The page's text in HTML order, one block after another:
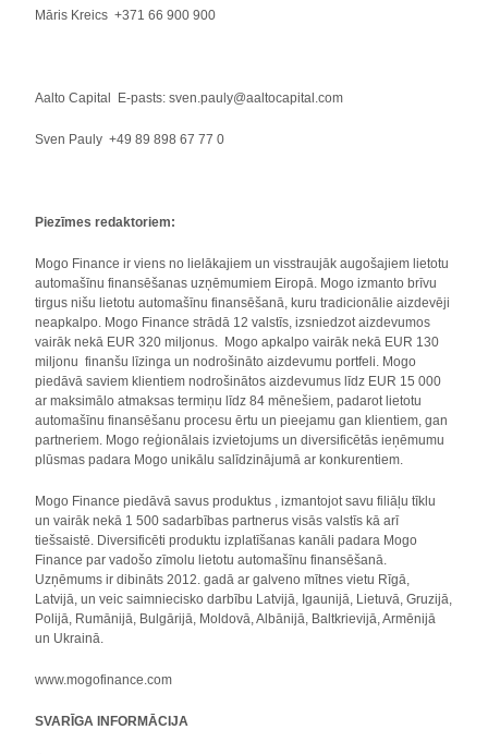
Māris Kreics +371 66 900 900
Aalto Capital E-pasts: sven.pauly@aaltocapital.com
Sven Pauly +49 89 898 67 77 0
Piezīmes redaktoriem:
Mogo Finance ir viens no lielākajiem un visstraujāk augošajiem lietotu
automašīnu finansēšanas uzņēmumiem Eiropā. Mogo izmanto brīvu
tirgus nišu lietotu automašīnu finansēšanā, kuru tradicionālie aizdevēji
neapkalpo. Mogo Finance strādā 12 valstīs, izsniedzot aizdevumos
vairāk nekā EUR 320 miljonus. Mogo apkalpo vairāk nekā EUR 130
miljonu finanšu līzinga un nodrošināto aizdevumu portfeli. Mogo
piedāvā saviem klientiem nodrošinātos aizdevumus līdz EUR 15 000
ar maksimālo atmaksas termiņu līdz 84 mēnešiem, padarot lietotu
automašīnu finansēšanu procesu ērtu un pieejamu gan klientiem, gan
partneriem. Mogo reģionālais izvietojums un diversificētās ieņēmumu
plūsmas padara Mogo unikālu salīdzinājumā ar konkurentiem.
Mogo Finance piedāvā savus produktus , izmantojot savu filiāļu tīklu
un vairāk nekā 1 500 sadarbības partnerus visās valstīs kā arī
tiešsaistē. Diversificēti produktu izplatīšanas kanāli padara Mogo
Finance par vadošo zīmolu lietotu automašīnu finansēšanā.
Uzņēmums ir dibināts 2012. gadā ar galveno mītnes vietu Rīgā,
Latvijā, un veic saimniecisko darbību Latvijā, Igaunijā, Lietuvā, Gruzijā,
Polijā, Rumānijā, Bulgārijā, Moldovā, Albānijā, Baltkrievijā, Armēnijā
un Ukrainā.
www.mogofinance.com
SVARĪGA INFORMĀCIJA